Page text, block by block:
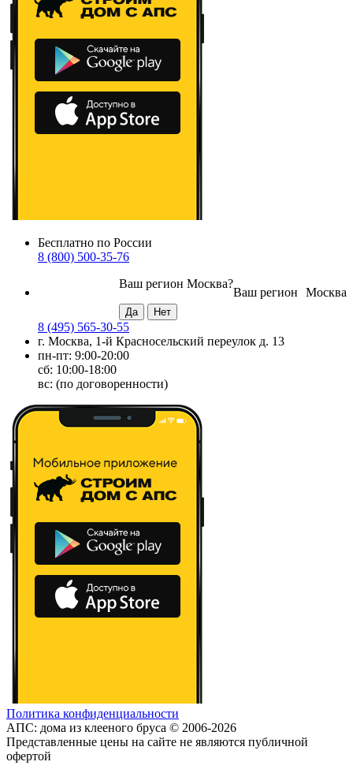
Бесплатно по России
8 (800) 500-35-76
Москва
Ваш регион
Ваш регион Москва?
8 (495) 565-30-55
г. Москва, 1-й Красносельский переулок д. 13
пн-пт: 9:00-20:00
сб: 10:00-18:00
вс: (по договоренности)
Политика конфиденциальности
АПС: дома из клееного бруса © 2006-2026
Представленные цены на сайте не являются публичной
офертой